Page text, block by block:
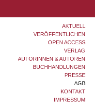
AKTUELL
VERÖFFENTLICHEN
OPEN ACCESS
VERLAG
AUTORINNEN & AUTOREN
BUCHHANDLUNGEN
PRESSE
AGB
KONTAKT
IMPRESSUM